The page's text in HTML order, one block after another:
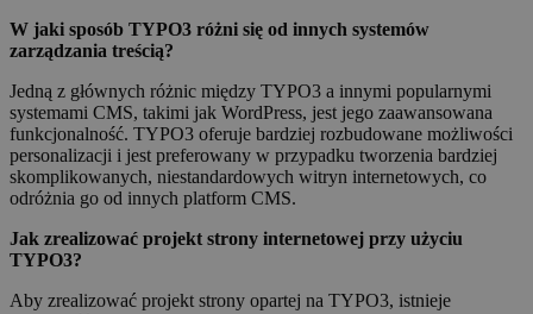
W jaki sposób TYPO3 różni się od innych systemów
zarządzania treścią?
Jedną z głównych różnic między TYPO3 a innymi popularnymi
systemami CMS, takimi jak WordPress, jest jego zaawansowana
funkcjonalność. TYPO3 oferuje bardziej rozbudowane możliwości
personalizacji i jest preferowany w przypadku tworzenia bardziej
skomplikowanych, niestandardowych witryn internetowych, co
odróżnia go od innych platform CMS.
Jak zrealizować projekt strony internetowej przy użyciu
TYPO3?
Aby zrealizować projekt strony opartej na TYPO3, istnieje